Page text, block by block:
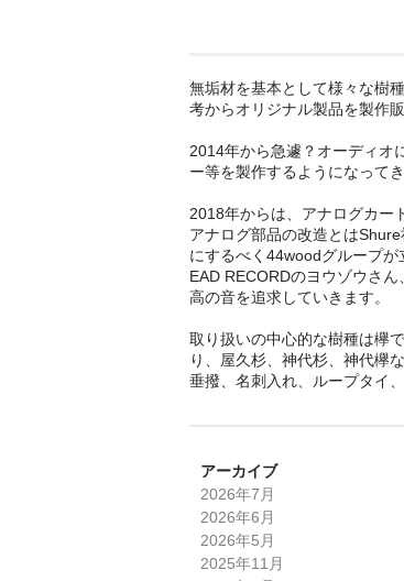
無垢材を基本として様々な樹
考からオリジナル製品を製作
2014年から急遽？オーディオ
ー等を製作するようになってき
2018年からは、アナログカー
アナログ部品の改造とは
にするべく44woodグループが
EAD RECORDのヨウゾウさ
高の音を追求していきます。
取り扱いの中心的な樹種は欅
り、屋久杉、神代杉、神代欅
垂撥、名刺入れ、ループタイ
アーカイブ
2026年7月
2026年6月
2026年5月
2025年11月